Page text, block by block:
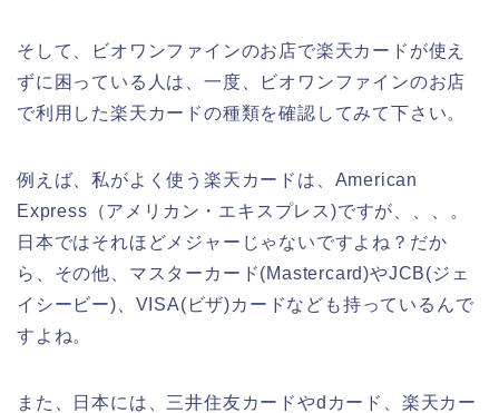
そして、ビオワンファインのお店で楽天カードが使え
ずに困っている人は、一度、ビオワンファインのお店
で利用した楽天カードの種類を確認してみて下さい。
例えば、私がよく使う楽天カードは、American
Express（アメリカン・エキスプレス)ですが、、、。
日本ではそれほどメジャーじゃないですよね？だか
ら、その他、マスターカード(Mastercard)やJCB(ジェ
イシービー)、VISA(ビザ)カードなども持っているんで
すよね。
また、日本には、三井住友カードやdカード、楽天カー